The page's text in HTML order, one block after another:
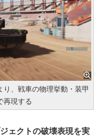
、戦車の物理挙動・装甲
再現する
ェクトの破壊表現を実